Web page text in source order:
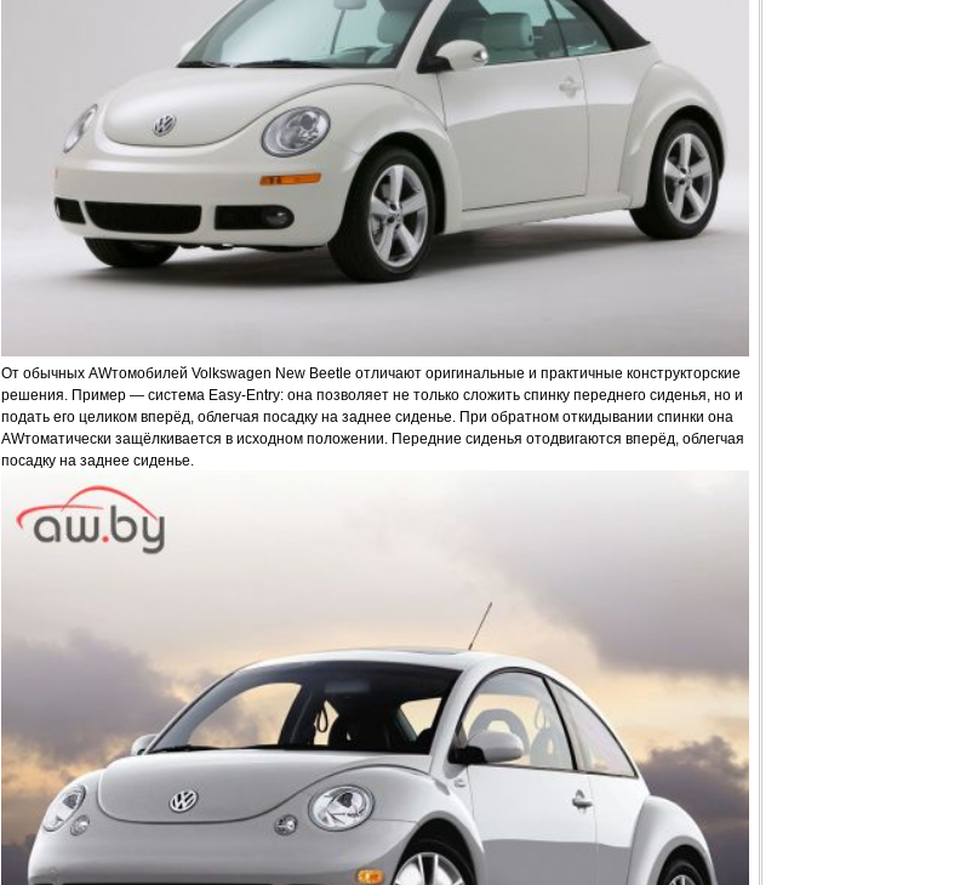
От обычных AWтомобилей Volkswagen New Beetle отличают оригинальные и практичные конструкторские
решения. Пример — система Easy-Entry: она позволяет не только сложить спинку переднего сиденья, но и
подать его целиком вперёд, облегчая посадку на заднее сиденье. При обратном откидывании спинки она
AWтоматически защёлкивается в исходном положении. Передние сиденья отодвигаются вперёд, облегчая
посадку на заднее сиденье.